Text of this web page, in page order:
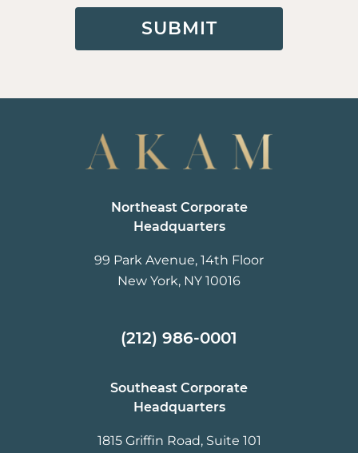
SUBMIT
Northeast Corporate
Headquarters
99 Park Avenue, 14th Floor
New York, NY 10016
(212) 986-0001
Southeast Corporate
Headquarters
1815 Griffin Road, Suite 101